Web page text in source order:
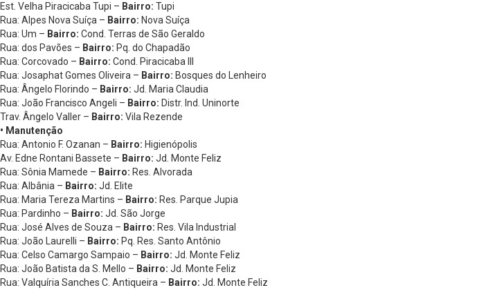
Est. Velha Piracicaba Tupi – Bairro: Tupi
Rua: Alpes Nova Suíça – Bairro: Nova Suíça
Rua: Um – Bairro: Cond. Terras de São Geraldo
Rua: dos Pavões – Bairro: Pq. do Chapadão
Rua: Corcovado – Bairro: Cond. Piracicaba III
Rua: Josaphat Gomes Oliveira – Bairro: Bosques do Lenheiro
Rua: Ângelo Florindo – Bairro: Jd. Maria Claudia
Rua: João Francisco Angeli – Bairro: Distr. Ind. Uninorte
Trav. Ângelo Valler – Bairro: Vila Rezende
• Manutenção
Rua: Antonio F. Ozanan – Bairro: Higienópolis
Av. Edne Rontani Bassete – Bairro: Jd. Monte Feliz
Rua: Sônia Mamede – Bairro: Res. Alvorada
Rua: Albânia – Bairro: Jd. Elite
Rua: Maria Tereza Martins – Bairro: Res. Parque Jupia
Rua: Pardinho – Bairro: Jd. São Jorge
Rua: José Alves de Souza – Bairro: Res. Vila Industrial
Rua: João Laurelli – Bairro: Pq. Res. Santo Antônio
Rua: Celso Camargo Sampaio – Bairro: Jd. Monte Feliz
Rua: João Batista da S. Mello – Bairro: Jd. Monte Feliz
Rua: Valquíria Sanches C. Antiqueira – Bairro: Jd. Monte Feliz